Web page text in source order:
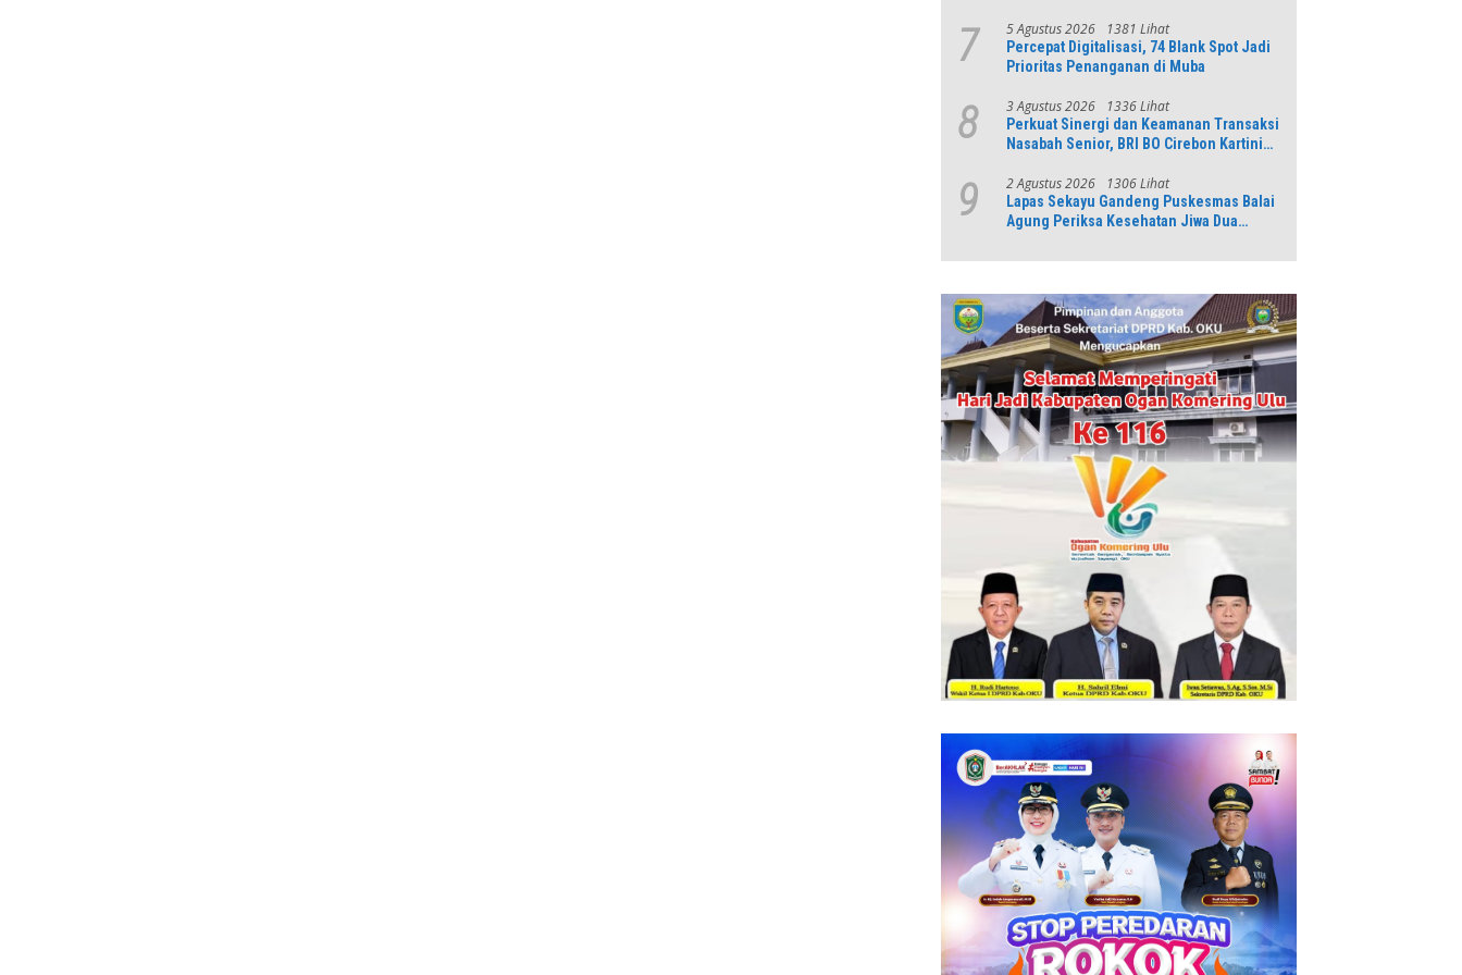
7 5 Agustus 2026 1381 Lihat
Percepat Digitalisasi, 74 Blank Spot Jadi
Prioritas Penanganan di Muba
8 3 Agustus 2026 1336 Lihat
Perkuat Sinergi dan Keamanan Transaksi
Nasabah Senior, BRI BO Cirebon Kartini
9 2 Agustus 2026 1306 Lihat
Lapas Sekayu Gandeng Puskesmas Balai
Agung Periksa Kesehatan Jiwa Dua